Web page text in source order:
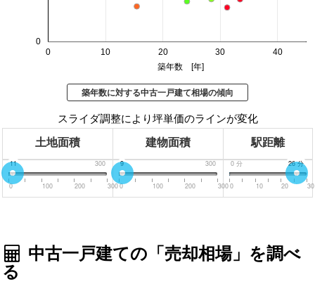
0 10 20 30 40
0
築年数 [年]
築年数に対する中古一戸建て相場の傾向
スライダ調整により坪単価のラインが変化
土地面積 建物面積 駅距離
0 300
11
0 100 200 300
0 300
9
0 100 200 300
0 分 30分
26分
0 10 20 30
中古一戸建ての「売却相場」を調べ
る